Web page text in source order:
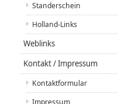
Standerschein
Holland-Links
Weblinks
Kontakt / Impressum
Kontaktformular
Impressum